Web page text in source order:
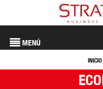
MENÚ
INICIO